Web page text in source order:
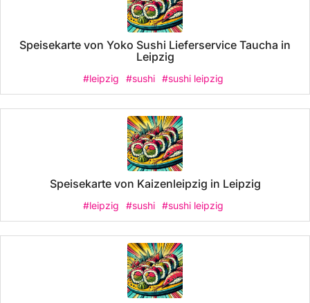
Speisekarte von Yoko Sushi Lieferservice Taucha in
Leipzig
#leipzig #sushi #sushi leipzig
Speisekarte von Kaizenleipzig in Leipzig
#leipzig #sushi #sushi leipzig